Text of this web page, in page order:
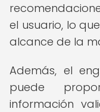
el usuario, lo
alcance de la
Además, el
puede
información